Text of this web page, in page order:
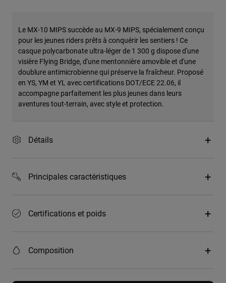
Le MX-10 MIPS succède au MX-9 MIPS, spécialement conçu
pour les jeunes riders prêts à conquérir les sentiers ! Ce
casque polycarbonate ultra-léger de 1 300 g dispose d'une
visière Flying Bridge, d'une mentonnière amovible et d'une
doublure antimicrobienne qui préserve la fraîcheur. Proposé
en YS, YM et YL avec certifications DOT/ECE 22.06, il
accompagne parfaitement les plus jeunes dans leurs
aventures tout-terrain, avec style et protection.
Détails
Principales caractéristiques
Certifications et poids
Composition